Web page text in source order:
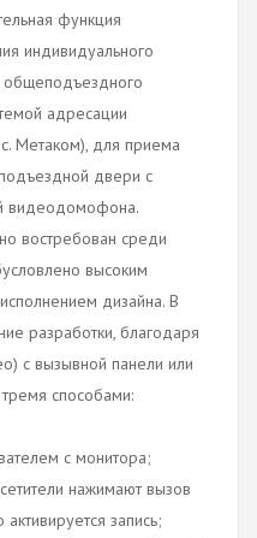
функция
индивидуального
адресации
Метаком), для приема
двери с
видеодомофона.
востребован среди
высоким
дизайна. В
разработки, благодаря
с вызывной панели или
способами:
с монитора;
нажимают вызов
запись;